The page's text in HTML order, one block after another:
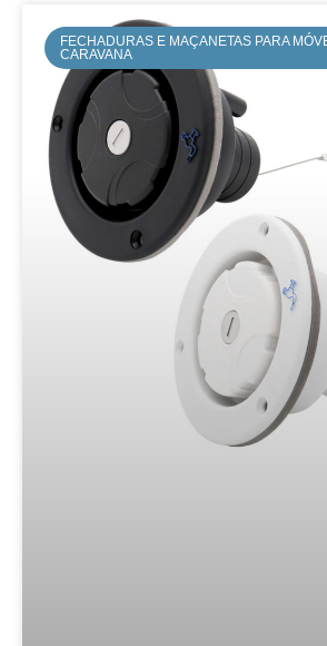
FECHADURAS E MAÇANETAS PARA
CARAVANA